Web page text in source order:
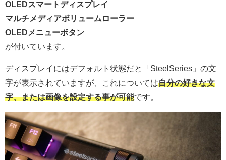
OLEDスマートディスプレイ
マルチメディアボリュームローラー
OLEDメニューボタン
が付いています。
ディスプレイにはデフォルト状態だと「SteelSeries」の文
字が表示されていますが、これについては自分の好きな文
字、または画像を設定する事が可能です。